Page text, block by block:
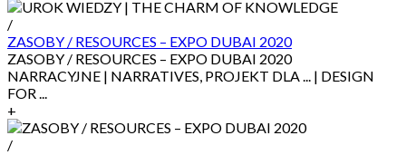
/
ZASOBY / RESOURCES – EXPO DUBAI 2020
ZASOBY / RESOURCES – EXPO DUBAI 2020
NARRACYJNE | NARRATIVES, PROJEKT DLA ... | DESIGN
FOR ...
+
/